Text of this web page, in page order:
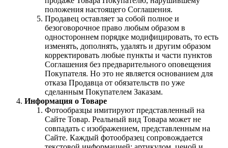
положения настоящего Соглашения.
Продавец оставляет за собой полное и
безоговорочное право любым образом в
одностороннем порядке модифицировать, то есть
изменять, дополнять, удалять и другим образом
корректировать любые пункты и части пунктов
Соглашения без предварительного оповещения
Покупателя. Но это не является основанием для
отказа Продавца от обязательств по уже
сделанным Покупателем Заказам.
Информация о Товаре
Фотообразцы имитируют представленный на
Сайте Товар. Реальный вид Товара может не
совпадать с изображением, представленным на
Сайте. Каждый фотообразец сопровождается